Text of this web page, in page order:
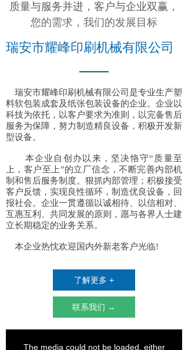
诚信、务实、创新
质量与服务并进，客户与企业双赢，
您的需求，我们的发展目标
联系我们 →
瑞安市耀峰印刷机械有限公司
瑞安市耀峰印刷机械有限公司是专业生产塑
料软包装成套及纸张包装设备的企业。企业以
科技为依托，以客户要求为准则，以完备售后
服务为保障，努力制造精良设备，积极开发新
型设备。
本企业自创办以来，坚决恪守“质量至
上，客户至上”的立厂信念，不断完善内部机
制和售后服务制度。狠抓内部管理；积极接受
客户反馈，实现良性循环，制造优良设备，回
报社会。企业一贯遵循以诚相待、以信相对、
互惠互利、共同发展的原则，愿与各界人士建
立长期稳定的业务关系。
本企业热忱欢迎国内外新老客户光临!
了解更多 +